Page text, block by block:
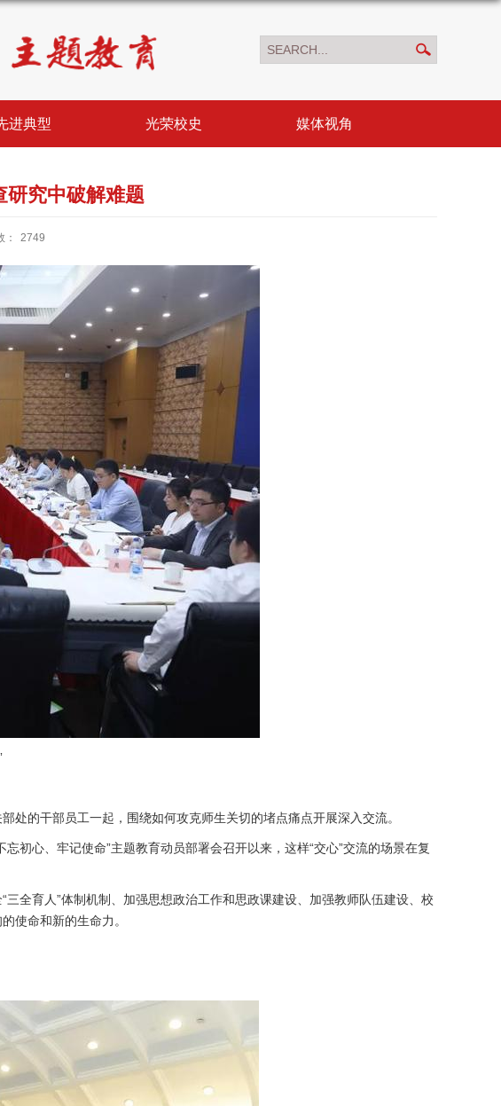
进典型 光荣校史 媒体视角
研究中破解难题
2749
处的干部员工一起，围绕如何攻克师生关切的堵点痛点开展深入交流。
初心、牢记使命”主题教育动员部署会召开以来，这样“交心”交流的场景在复
全育人”体制机制、加强思想政治工作和思政课建设、加强教师队伍建设、校
使命和新的生命力。